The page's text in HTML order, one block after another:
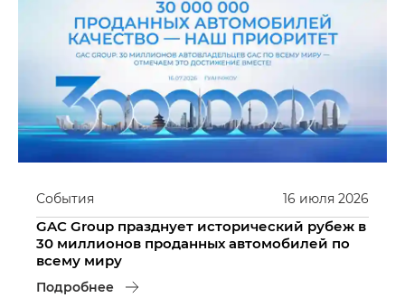
16 июля 2026
События
GAC Group празднует исторический рубеж в
30 миллионов проданных автомобилей по
всему миру
Подробнее